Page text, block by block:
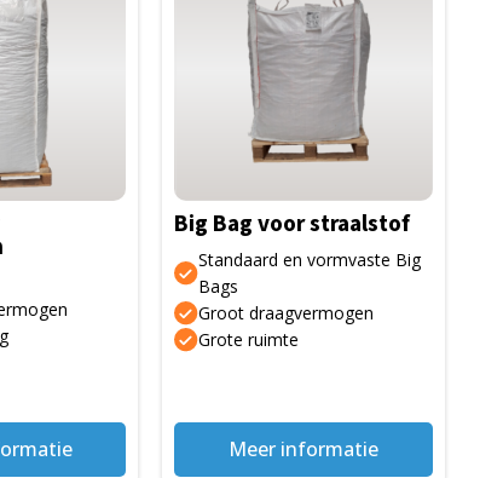
Big Bag voor straalstof
Standaard en vormvaste Big
Bags
Groot draagvermogen
Grote ruimte
Meer informatie